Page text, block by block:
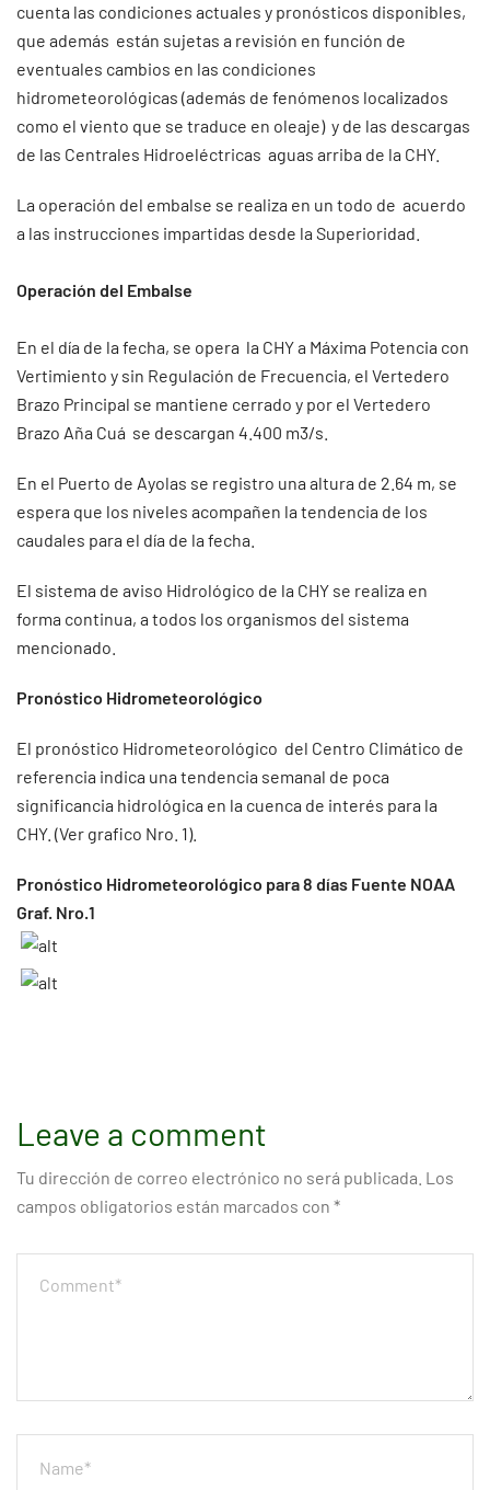
cuenta las condiciones actuales y pronósticos disponibles,
que además están sujetas a revisión en función de
eventuales cambios en las condiciones
hidrometeorológicas (además de fenómenos localizados
como el viento que se traduce en oleaje) y de las descargas
de las Centrales Hidroeléctricas aguas arriba de la CHY.
La operación del embalse se realiza en un todo de acuerdo
a las instrucciones impartidas desde la Superioridad.
Operación del Embalse
En el día de la fecha, se opera la CHY a Máxima Potencia con
Vertimiento y sin Regulación de Frecuencia, el Vertedero
Brazo Principal se mantiene cerrado y por el Vertedero
Brazo Aña Cuá se descargan 4.400 m3/s.
En el Puerto de Ayolas se registro una altura de 2.64 m, se
espera que los niveles acompañen la tendencia de los
caudales para el día de la fecha.
El sistema de aviso Hidrológico de la CHY se realiza en
forma continua, a todos los organismos del sistema
mencionado.
Pronóstico Hidrometeorológico
El pronóstico Hidrometeorológico del Centro Climático de
referencia indica una tendencia semanal de poca
significancia hidrológica en la cuenca de interés para la
CHY. (Ver grafico Nro. 1).
Pronóstico Hidrometeorológico para 8 días Fuente NOAA
Graf. Nro.1
Leave a comment
Tu dirección de correo electrónico no será publicada. Los
campos obligatorios están marcados con *